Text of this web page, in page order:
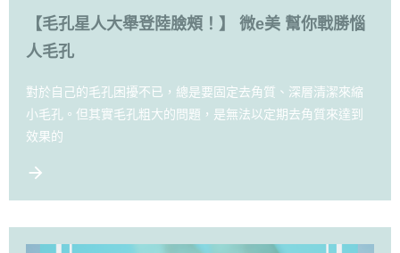
【毛孔星人大舉登陸臉頰！】 微e美 幫你戰勝惱
人毛孔
對於自己的毛孔困擾不已，總是要固定去角質、深層清潔來縮
小毛孔。但其實毛孔粗大的問題，是無法以定期去角質來達到
效果的